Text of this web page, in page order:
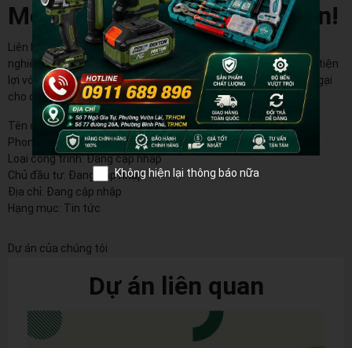
Mơ Đến Gần Hơn với Fundiin!
Liên hệ với Store Thiết Bị ngay để biết thêm thông tin và trải
nghiệm việc sở hữu đồ nghề chính hãng một cách dễ dàng và tiện
lợi với dịch vụ trả góp của Fundiin. Không để tài chính làm trở ngại
cho đam mê của anh em!
Tên dự án:Đang cập nhập
Phong cách:Đang cập nhập
Loại công trình:Đang cập nhập
Chủ đầu tư: Đang cập nhập
Địa chỉ: Đang cập nhập
Hạng mục: Tin tức
Dự án của chúng tôi
Dự án liên quan
Không hiện lại thông báo nữa